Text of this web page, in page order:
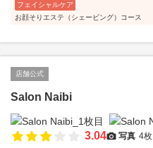
フェイシャルケア
お顔そりエステ（シェービング）コース
店舗公式
Salon Naibi
3.04 写真 4枚